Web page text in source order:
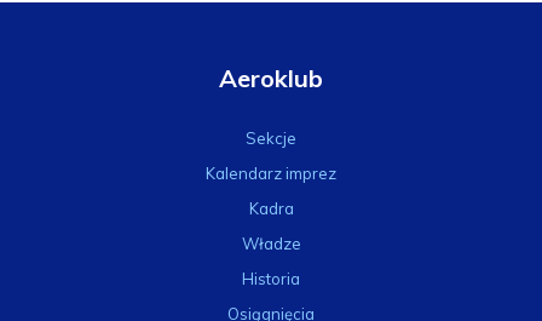
Aeroklub
Sekcje
Kalendarz imprez
Kadra
Władze
Historia
Osiągnięcia